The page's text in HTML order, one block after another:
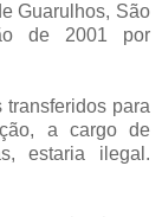
Guarulhos, São
de 2001 por
para
a cargo de
estaria ilegal.